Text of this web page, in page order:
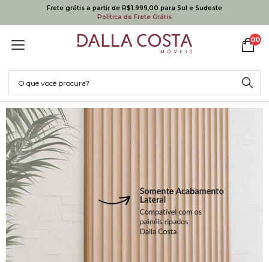
Frete grátis a partir de R$1.999,00 para Sul e Sudeste
Política de Frete Grátis
00